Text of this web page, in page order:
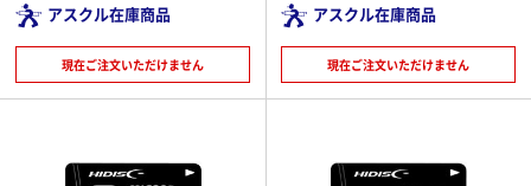
アスクル在庫商品
現在ご注文いただけません
アスクル在庫商品
現在ご注文いただけません